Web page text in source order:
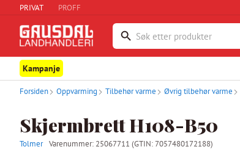
PRIVAT PROFF
Kampanje
Forsiden Oppvarming Tilbehør varme Øvrig tilbehør varme
Skjermbrett H108-B50
Tolmer Varenummer: 25067711 (GTIN: 7057480172188)